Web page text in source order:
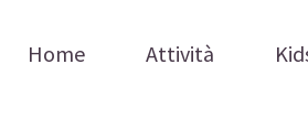
Home Attività